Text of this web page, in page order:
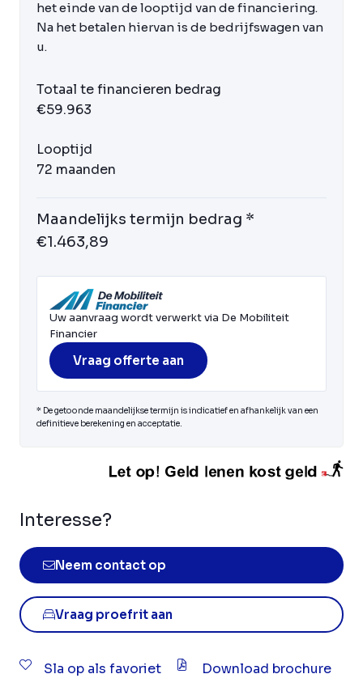
het einde van de looptijd van de financiering.
Na het betalen hiervan is de bedrijfswagen van
u.
Totaal te financieren bedrag
€59.963
Looptijd
72 maanden
Maandelijks termijn bedrag *
€1.463,89
Uw aanvraag wordt verwerkt via De Mobiliteit
Financier
Vraag offerte aan
* De getoonde maandelijkse termijn is indicatief en afhankelijk van een
definitieve berekening en acceptatie.
Interesse?
Neem contact op
Vraag proefrit aan
Sla op als favoriet Download brochure